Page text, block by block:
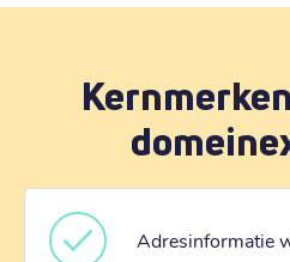
Adresinformatie